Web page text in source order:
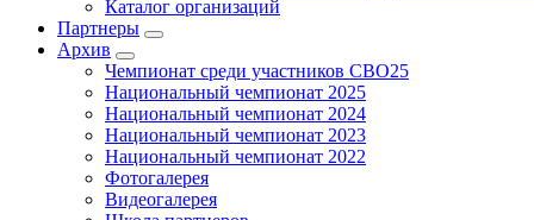
Каталог организаций
Партнеры
Архив
Чемпионат среди участников СВО25
Национальный чемпионат 2025
Национальный чемпионат 2024
Национальный чемпионат 2023
Национальный чемпионат 2022
Фотогалерея
Видеогалерея